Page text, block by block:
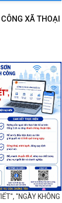
XÃ THOẠI
"NGÀY KHÔNG